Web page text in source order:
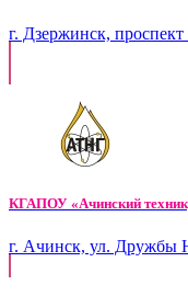
г. Дзержинск,
КГАПОУ «Ачинский
г. Ачинск, ул. Дружбы